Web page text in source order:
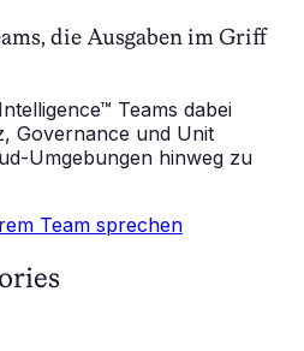
die Ausgaben im Griff
Teams dabei
Governance und Unit
Umgebungen hinweg zu
Team sprechen